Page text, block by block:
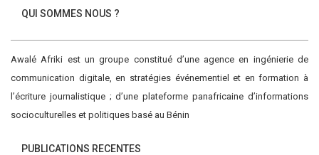
QUI SOMMES NOUS ?
Awalé Afriki est un groupe constitué d’une agence en ingénierie de
communication digitale, en stratégies événementiel et en formation à
l’écriture journalistique ; d’une plateforme panafricaine d’informations
socioculturelles et politiques basé au Bénin
PUBLICATIONS RECENTES